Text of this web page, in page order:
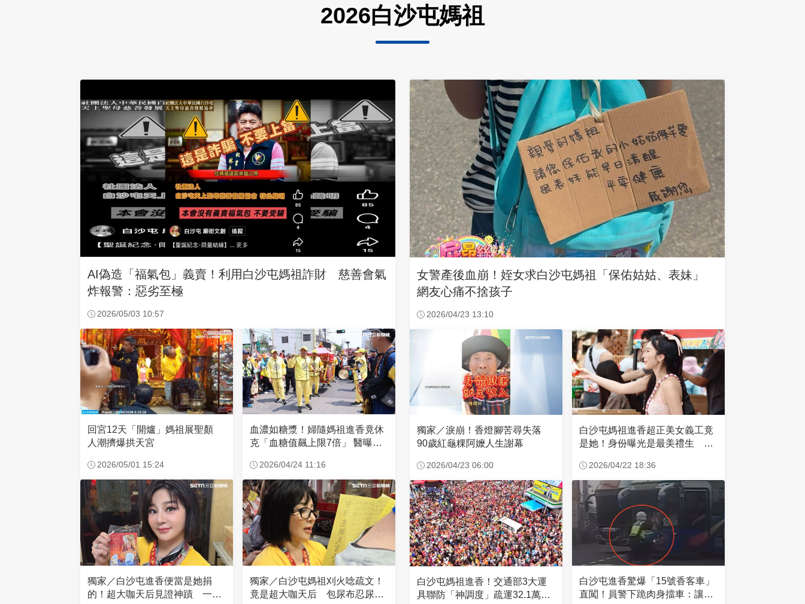
2026白沙屯媽祖
AI偽造「福氣包」義賣！利用白沙屯媽祖詐財 慈善會氣
炸報警：惡劣至極
2026/05/03 10:57
回宮12天「開爐」媽祖展聖顏
人潮擠爆拱天宮
2026/05/01 15:24
血濃如糖漿！婦隨媽祖進香竟休
克「血糖值飆上限7倍」 醫曝原
2026/04/24 11:16
獨家／白沙屯進香便當是她捐
的！超大咖天后見證神蹟 一靠
獨家／白沙屯媽祖刈火唸疏文！
竟是超大咖天后 包尿布忍尿5
女警產後血崩！姪女求白沙屯媽祖「保佑姑姑、表妹」
網友心痛不捨孩子
2026/04/23 13:10
獨家／淚崩！香燈腳苦尋失落
90歲紅龜粿阿嬤人生謝幕
2026/04/23 06:00
白沙屯媽祖進香超正美女義工竟
是她！身份曝光是最美禮生 一
2026/04/22 18:36
白沙屯媽祖進香！交通部3大運
具聯防「神調度」疏運32.1萬創
白沙屯進香驚爆「15號香客車」
直闖！員警下跪肉身擋車：讓行